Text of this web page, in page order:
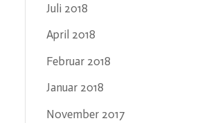
Juli 2018
April 2018
Februar 2018
Januar 2018
November 2017